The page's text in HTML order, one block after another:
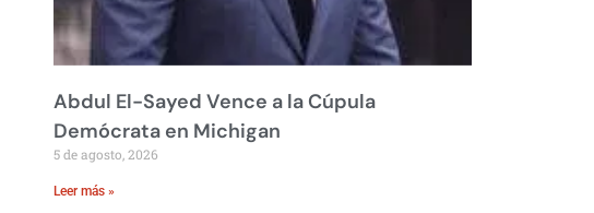
Abdul El-Sayed Vence a la Cúpula
Demócrata en Michigan
5 de agosto, 2026
Leer más »